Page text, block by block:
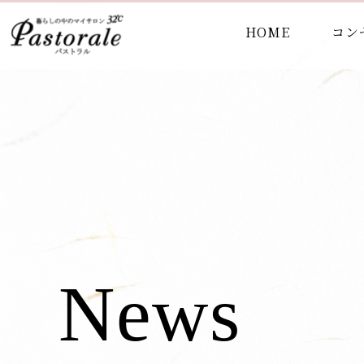
HOME コン
News